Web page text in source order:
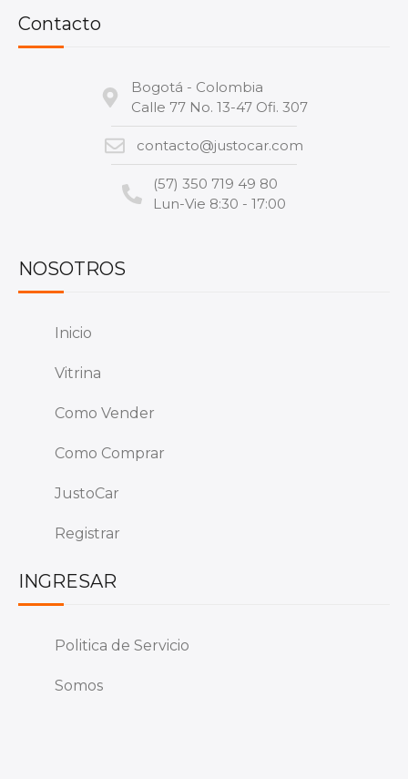
Contacto
Bogotá - Colombia
Calle 77 No. 13-47 Ofi. 307
contacto@justocar.com
(57) 350 719 49 80
Lun-Vie 8:30 - 17:00
NOSOTROS
Inicio
Vitrina
Como Vender
Como Comprar
JustoCar
Registrar
INGRESAR
Politica de Servicio
Somos